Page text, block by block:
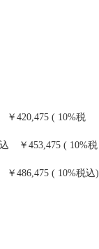
420,475 ( 10%税
￥453,475 ( 10%税
486,475 ( 10%税込)